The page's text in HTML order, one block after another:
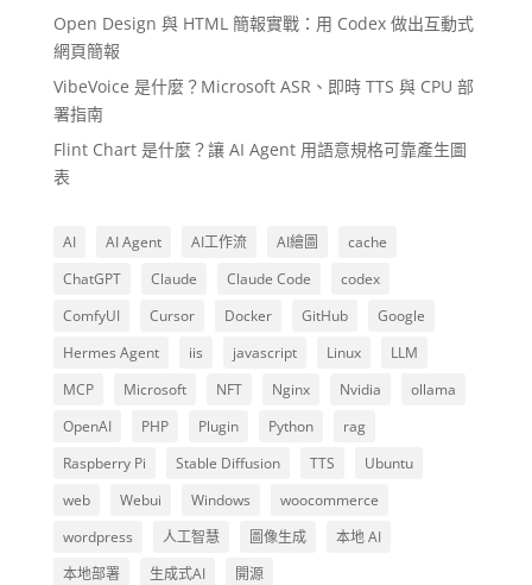
Open Design 與 HTML 簡報實戰：用 Codex 做出互動式
網頁簡報
VibeVoice 是什麼？Microsoft ASR、即時 TTS 與 CPU 部
署指南
Flint Chart 是什麼？讓 AI Agent 用語意規格可靠產生圖
表
AI AI Agent AI工作流 AI繪圖
cache
ChatGPT
Claude Claude Code
codex
ComfyUI
Cursor Docker GitHub
Google
Hermes Agent
iis javascript Linux
LLM
MCP
Microsoft NFT Nginx Nvidia
ollama
OpenAI
PHP Plugin Python
rag
Raspberry Pi
Stable Diffusion TTS
Ubuntu
web
Webui Windows
woocommerce
wordpress
人工智慧 圖像生成
本地 AI
本地部署
生成式AI 開源